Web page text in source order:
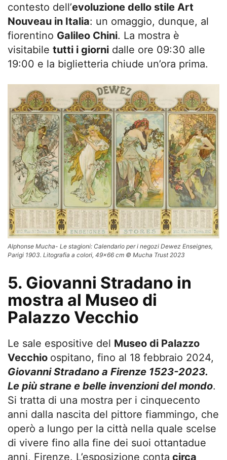
contesto dell’evoluzione dello stile Art
Nouveau in Italia: un omaggio, dunque, al
fiorentino Galileo Chini. La mostra è
visitabile tutti i giorni dalle ore 09:30 alle
19:00 e la biglietteria chiude un’ora prima.
Alphonse Mucha- Le stagioni: Calendario per i negozi Dewez Enseignes,
Parigi 1903. Litografia a colori, 49×66 cm © Mucha Trust 2023
5. Giovanni Stradano in
mostra al Museo di
Palazzo Vecchio
Le sale espositive del Museo di Palazzo
Vecchio ospitano, fino al 18 febbraio 2024,
Giovanni Stradano a Firenze 1523-2023.
Le più strane e belle invenzioni del mondo.
Si tratta di una mostra per i cinquecento
anni dalla nascita del pittore fiammingo, che
operò a lungo per la città nella quale scelse
di vivere fino alla fine dei suoi ottantadue
anni, Firenze. L’esposizione conta circa